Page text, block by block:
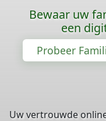
Bewaar uw
een
Probeer
Uw vertrouwde